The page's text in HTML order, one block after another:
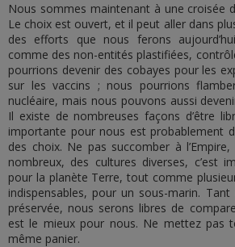
Nous sommes maintenant à une croisée
Le choix est ouvert, et il peut aller dans
des efforts que nous ferons
comme des non-entités plastifiées,
pourrions devenir des cobayes pour les
sur les vaccins ; nous pourrions
nucléaire, mais nous pouvons aussi
Il existe de nombreuses façons d’être
importante pour nous est probablement
des choix. Ne pas succomber à
nombreux, des cultures diverses, c’est
pour la planète Terre, tout comme
indispensables, pour un sous-marin.
préservée, nous serons libres de
est le mieux pour nous. Ne mettez pas
même panier.